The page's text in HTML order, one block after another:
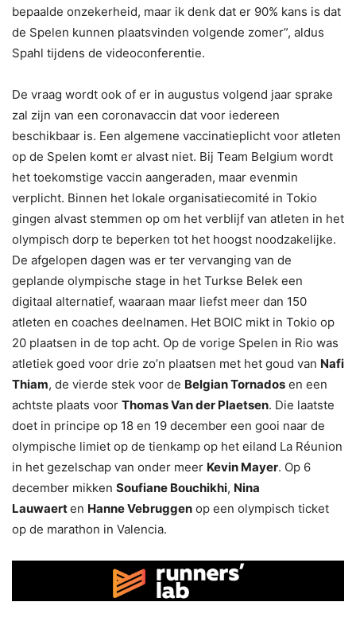
bepaalde onzekerheid, maar ik denk dat er 90% kans is dat
de Spelen kunnen plaatsvinden volgende zomer”, aldus
Spahl tijdens de videoconferentie.
De vraag wordt ook of er in augustus volgend jaar sprake
zal zijn van een coronavaccin dat voor iedereen
beschikbaar is. Een algemene vaccinatieplicht voor atleten
op de Spelen komt er alvast niet. Bij Team Belgium wordt
het toekomstige vaccin aangeraden, maar evenmin
verplicht. Binnen het lokale organisatiecomité in Tokio
gingen alvast stemmen op om het verblijf van atleten in het
olympisch dorp te beperken tot het hoogst noodzakelijke.
De afgelopen dagen was er ter vervanging van de
geplande olympische stage in het Turkse Belek een
digitaal alternatief, waaraan maar liefst meer dan 150
atleten en coaches deelnamen. Het BOIC mikt in Tokio op
20 plaatsen in de top acht. Op de vorige Spelen in Rio was
atletiek goed voor drie zo’n plaatsen met het goud van Nafi
Thiam, de vierde stek voor de Belgian Tornados en een
achtste plaats voor Thomas Van der Plaetsen. Die laatste
doet in principe op 18 en 19 december een gooi naar de
olympische limiet op de tienkamp op het eiland La Réunion
in het gezelschap van onder meer Kevin Mayer. Op 6
december mikken Soufiane Bouchikhi, Nina
Lauwaerten Hanne Vebruggen op een olympisch ticket
op de marathon in Valencia.